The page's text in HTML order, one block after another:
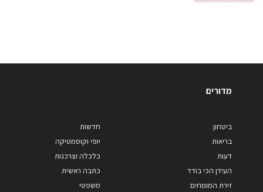
מדורים
ביטחון
בריאות
דעות
העידן הכי בודד
זירת המומחים
חדשות
יופי וקוסמטיקה
כלכלה וצרכנות
כתבה ראשית
משפטי